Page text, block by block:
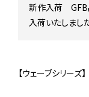
新作入荷 GFB
入荷いたしまし
【ウェーブシリーズ】